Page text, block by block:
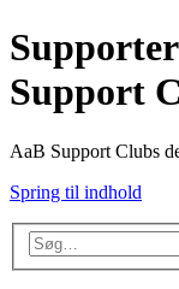
Support
AaB Support Clubs
Spring til indhold